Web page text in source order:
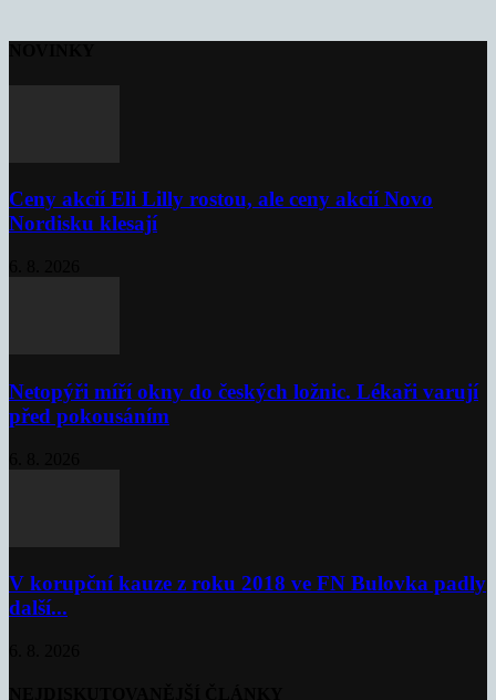
Ceny akcií Eli Lilly rostou, ale ceny akcií Novo
Nordisku klesají
Netopýři míří okny do českých ložnic. Lékaři varují
před pokousáním
V korupční kauze z roku 2018 ve FN Bulovka padly
další...